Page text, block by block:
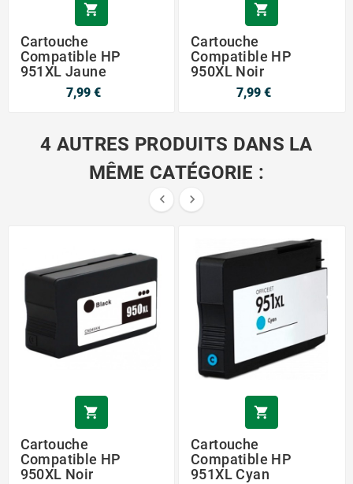

Cartouche
Compatible HP
951XL Jaune
7,99 €

Cartouche
Compatible HP
950XL Noir
7,99 €
4 AUTRES PRODUITS DANS LA
MÊME CATÉGORIE :
 

Cartouche
Compatible HP
950XL Noir

Cartouche
Compatible HP
951XL Cyan